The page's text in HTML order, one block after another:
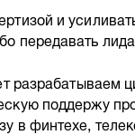
и
передавать
разрабатываем
поддержу
в финтехе,